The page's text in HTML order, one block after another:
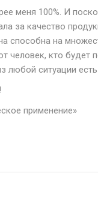
меня 100%. И
за качество
способна на
человек, кто будет
любой ситуации
применение»